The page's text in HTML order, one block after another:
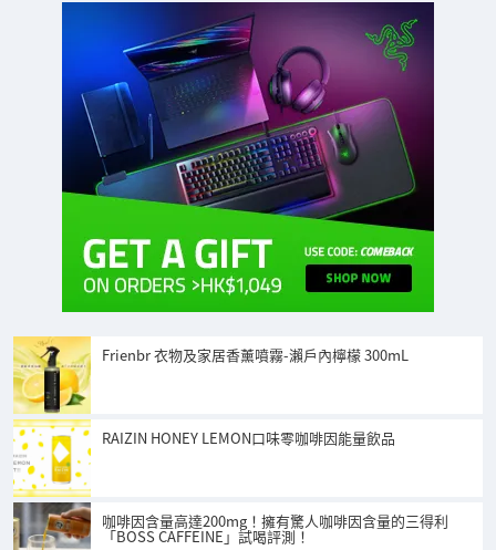
Frienbr 衣物及家居香薰噴霧-瀨戶內檸檬 300mL
RAIZIN HONEY LEMON口味零咖啡因能量飲品
咖啡因含量高達200mg！擁有驚人咖啡因含量的三得利
「BOSS CAFFEINE」試喝評測！